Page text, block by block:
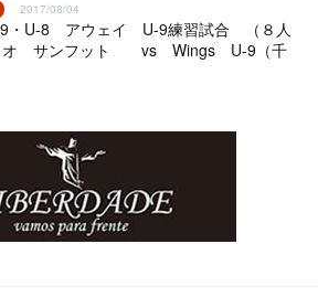
2017/08/04
・U-8 アウェイ U-9練習試合 （８人
オ サンフット vs Wings U-9（千